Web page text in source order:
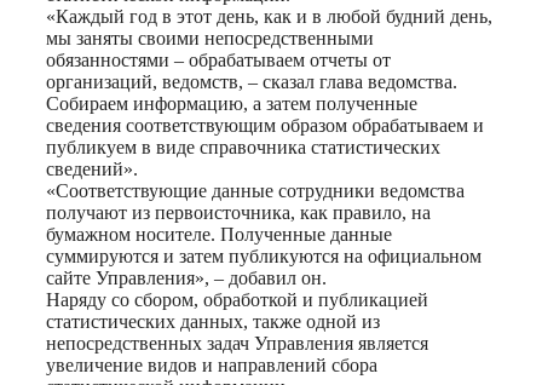
«Каждый год в этот день, как и в любой будний день,
мы заняты своими непосредственными
обязанностями – обрабатываем отчеты от
организаций, ведомств, – сказал глава ведомства.
Собираем информацию, а затем полученные
сведения соответствующим образом обрабатываем и
публикуем в виде справочника статистических
сведений».
«Соответствующие данные сотрудники ведомства
получают из первоисточника, как правило, на
бумажном носителе. Полученные данные
суммируются и затем публикуются на официальном
сайте Управления», – добавил он.
Наряду со сбором, обработкой и публикацией
статистических данных, также одной из
непосредственных задач Управления является
увеличение видов и направлений сбора